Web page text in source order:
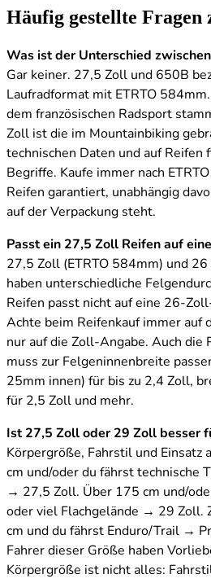
Häufig gestellte Fragen
Was ist der Unterschied
Gar keiner. 27,5 Zoll und 650B
Laufradformat mit ETRTO
dem französischen Radsport
Zoll ist die im Mountainbiking
technischen Daten und auf Reifen
Begriffe. Kaufe immer nach
Reifen garantiert, unabhängig
auf der Verpackung steht.
Passt ein 27,5 Zoll Reifen auf
27,5 Zoll (ETRTO 584mm) und
haben unterschiedliche
Reifen passt nicht auf eine 26-
Achte beim Reifenkauf immer auf
nur auf die Zoll-Angabe. Auch die
muss zur Felgeninnenbreite
25mm innen) für bis zu 2,4 Zoll,
für 2,5 Zoll und mehr.
Ist 27,5 Zoll oder 29 Zoll besser
Körpergröße, Fahrstil und Einsatz
cm und/oder du fährst technische
→ 27,5 Zoll. Über 175 cm und/
oder viel Flachgelände → 29 Zoll.
cm und du fährst Enduro/Trail →
Fahrer dieser Größe haben
Körpergröße ist nicht alles: